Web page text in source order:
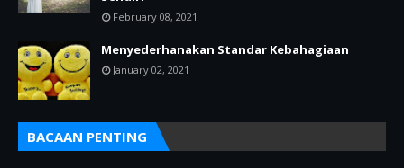
February 08, 2021
Menyederhanakan Standar Kebahagiaan
January 02, 2021
BACAAN PENTING